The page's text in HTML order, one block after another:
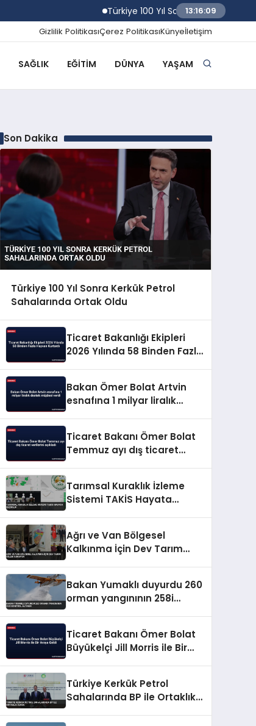
Türkiye 100 Yıl Sonra Kerkük Petrol
13:16:10
Gizlilik PolitikasıÇerez PolitikasıKünyeİletişim
SAĞLIK EĞITIM DÜNYA YAŞAM
Son Dakika
Türkiye 100 Yıl Sonra Kerkük Petrol
Sahalarında Ortak Oldu
Ticaret Bakanlığı Ekipleri
2026 Yılında 58 Binden Fazla
Bakan Ömer Bolat Artvin
esnafına 1 milyar liralık
Ticaret Bakanı Ömer Bolat
Temmuz ayı dış ticaret
Tarımsal Kuraklık İzleme
Sistemi TAKİS Hayata
Ağrı ve Van Bölgesel
Kalkınma İçin Dev Tarım
Bakan Yumaklı duyurdu 260
orman yangınının 258i
Ticaret Bakanı Ömer Bolat
Büyükelçi Jill Morris ile Bir
Türkiye Kerkük Petrol
Sahalarında BP ile Ortaklık